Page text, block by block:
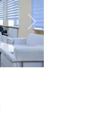
Next